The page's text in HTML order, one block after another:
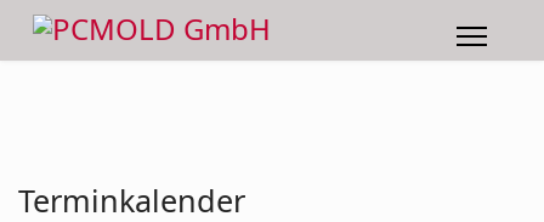
Terminkalender